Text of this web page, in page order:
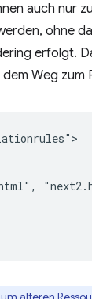
auch nur
ohne
erfolgt.
Weg zum